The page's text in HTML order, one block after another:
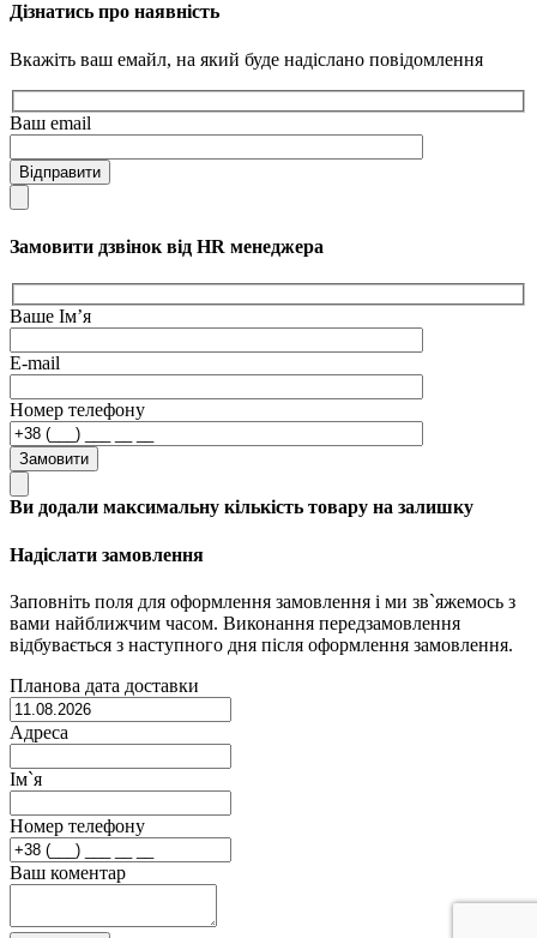
Дізнатись про наявність
Вкажіть ваш емайл, на який буде надіслано повідомлення
Ваш email
Відправити
Замовити дзвінок від HR менеджера
Ваше Ім’я
E-mail
Номер телефону
Замовити
Ви додали максимальну кількість товару на залишку
Надіслати замовлення
Заповніть поля для оформлення замовлення і ми зв`яжемось з
вами найближчим часом. Виконання передзамовлення
відбувається з наступного дня після оформлення замовлення.
Планова дата доставки
Адреса
Ім`я
Номер телефону
Ваш коментар